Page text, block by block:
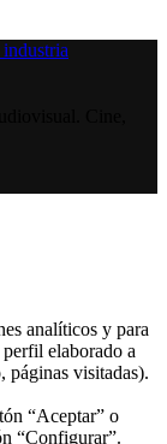
analíticos y para
elaborado a
páginas visitadas).
“Aceptar” o
“Configurar”.